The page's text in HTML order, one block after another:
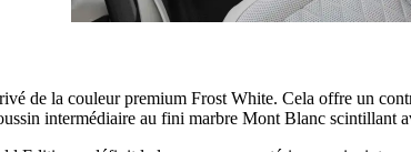
de la couleur premium Frost White. Cela offre un
intermédiaire au fini marbre Mont Blanc scintillant